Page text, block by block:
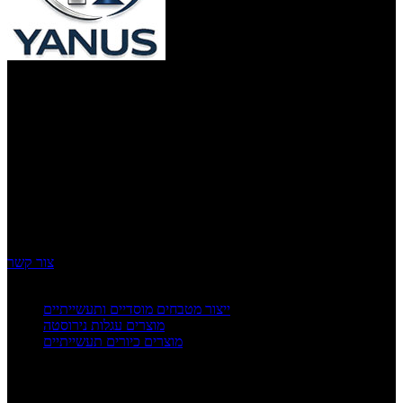
צור קשר
ייצור מטבחים מוסדיים ותעשייתיים
מוצרים עגלות נירוסטה
מוצרים כיורים תעשייתיים